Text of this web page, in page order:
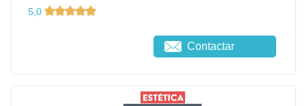
5,0
Contactar